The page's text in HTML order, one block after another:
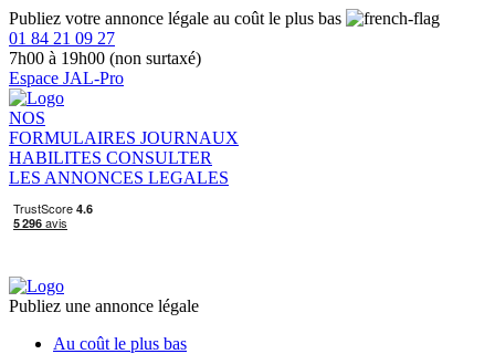
Publiez votre annonce légale au coût le plus bas
01 84 21 09 27
7h00 à 19h00 (non surtaxé)
Espace JAL-Pro
NOS
FORMULAIRES JOURNAUX
HABILITES CONSULTER
LES ANNONCES LEGALES
Publiez une annonce légale
Au coût le plus bas